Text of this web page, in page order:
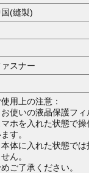
(縫製)
ァスナー
使用上の注意：
使いの液晶保護フィ
マホを入れた状態で
す。
本体に入れた状態で
ん。
ご了承ください。